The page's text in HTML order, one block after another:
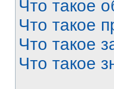
Что такое
Что такое
Что такое
Что такое